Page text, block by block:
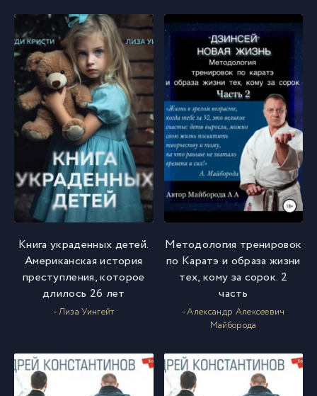
Книга украденных детей.
Американская история
преступления, которое
длилось 26 лет
- Лиза Уингейт
Методология тренировок
по Каратэ и образа жизни
тех, кому за сорок. 2
часть
- Александр Алексеевич
Майборода